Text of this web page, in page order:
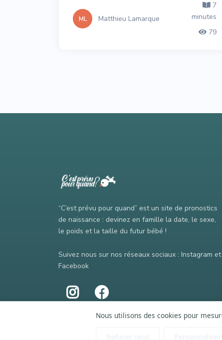
ML Matthieu Lamarque
7
minutes
79
“C’est prévu pour quand” est un site de pronostics
de naissance : devinez en famille la date, le sexe,
le poids et la taille du futur bébé !
Suivez nous sur nos réseaux sociaux : Instagram et
Facebook
Nous utilisons des cookies pour